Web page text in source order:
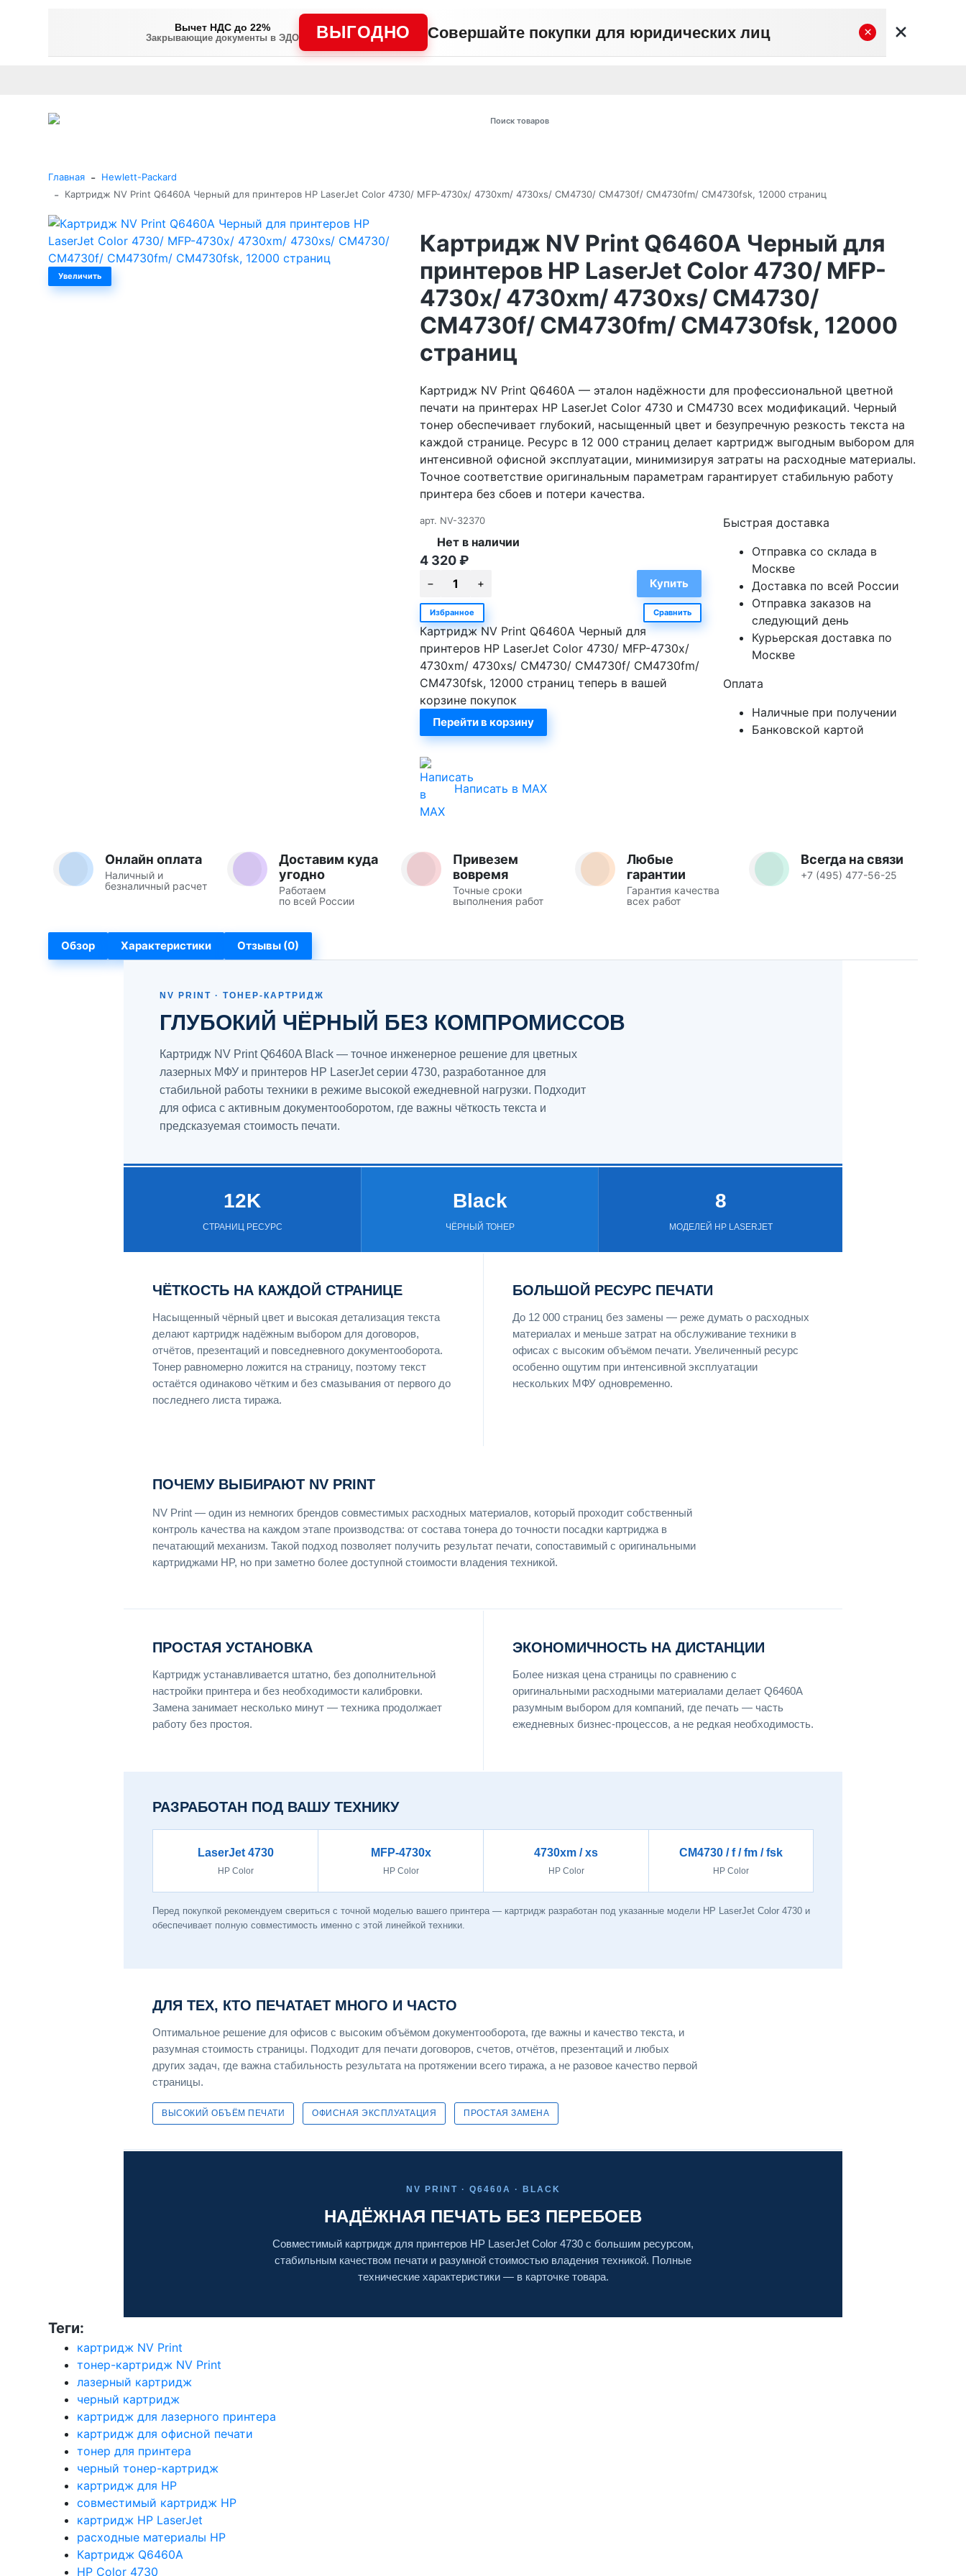
Вычет НДС до 22%
Закрывающие документы в ЭДО ВЫГОДНО Совершайте покупки для юридических лиц ×
Главная - Hewlett-Packard
- Картридж NV Print Q6460A Черный для принтеров HP LaserJet Color 4730/ MFP-4730x/ 4730xm/ 4730xs/ CM4730/ CM4730f/ CM4730fm/ CM4730fsk, 12000 страниц
Увеличить
Картридж NV Print Q6460A Черный для
принтеров HP LaserJet Color 4730/ MFP-
4730x/ 4730xm/ 4730xs/ CM4730/
CM4730f/ CM4730fm/ CM4730fsk, 12000
страниц
Картридж NV Print Q6460A — эталон надёжности для профессиональной цветной
печати на принтерах HP LaserJet Color 4730 и CM4730 всех модификаций. Черный
тонер обеспечивает глубокий, насыщенный цвет и безупречную резкость текста на
каждой странице. Ресурс в 12 000 страниц делает картридж выгодным выбором для
интенсивной офисной эксплуатации, минимизируя затраты на расходные материалы.
Точное соответствие оригинальным параметрам гарантирует стабильную работу
принтера без сбоев и потери качества.
арт. NV-32370
Нет в наличии
4 320₽
Избранное Сравнить
Картридж NV Print Q6460A Черный для
принтеров HP LaserJet Color 4730/ MFP-4730x/
4730xm/ 4730xs/ CM4730/ CM4730f/ CM4730fm/
CM4730fsk, 12000 страниц теперь в вашей
корзине покупок
Перейти в корзину
Быстрая доставка
Отправка со склада в
Москве
Доставка по всей России
Отправка заказов на
следующий день
Курьерская доставка по
Москве
Оплата
Наличные при получении
Банковской картой
Написать в MAX
Онлайн оплата
Наличный и
безналичный расчет
Доставим куда
угодно
Работаем
по всей России
Привезем
вовремя
Точные сроки
выполнения работ
Любые
гарантии
Гарантия качества
всех работ
Всегда на связи
+7 (495) 477-56-25
Обзор Характеристики Отзывы (0)
NV PRINT · ТОНЕР-КАРТРИДЖ
ГЛУБОКИЙ ЧЁРНЫЙ БЕЗ КОМПРОМИССОВ
Картридж NV Print Q6460A Black — точное инженерное решение для цветных
лазерных МФУ и принтеров HP LaserJet серии 4730, разработанное для
стабильной работы техники в режиме высокой ежедневной нагрузки. Подходит
для офиса с активным документооборотом, где важны чёткость текста и
предсказуемая стоимость печати.
12K
СТРАНИЦ РЕСУРС
Black
ЧЁРНЫЙ ТОНЕР
8
МОДЕЛЕЙ HP LASERJET
ЧЁТКОСТЬ НА КАЖДОЙ СТРАНИЦЕ
Насыщенный чёрный цвет и высокая детализация текста
делают картридж надёжным выбором для договоров,
отчётов, презентаций и повседневного документооборота.
Тонер равномерно ложится на страницу, поэтому текст
остаётся одинаково чётким и без смазывания от первого до
последнего листа тиража.
БОЛЬШОЙ РЕСУРС ПЕЧАТИ
До 12 000 страниц без замены — реже думать о расходных
материалах и меньше затрат на обслуживание техники в
офисах с высоким объёмом печати. Увеличенный ресурс
особенно ощутим при интенсивной эксплуатации
нескольких МФУ одновременно.
ПОЧЕМУ ВЫБИРАЮТ NV PRINT
NV Print — один из немногих брендов совместимых расходных материалов, который проходит собственный
контроль качества на каждом этапе производства: от состава тонера до точности посадки картриджа в
печатающий механизм. Такой подход позволяет получить результат печати, сопоставимый с оригинальными
картриджами HP, но при заметно более доступной стоимости владения техникой.
ПРОСТАЯ УСТАНОВКА
Картридж устанавливается штатно, без дополнительной
настройки принтера и без необходимости калибровки.
Замена занимает несколько минут — техника продолжает
работу без простоя.
ЭКОНОМИЧНОСТЬ НА ДИСТАНЦИИ
Более низкая цена страницы по сравнению с
оригинальными расходными материалами делает Q6460A
разумным выбором для компаний, где печать — часть
ежедневных бизнес-процессов, а не редкая необходимость.
РАЗРАБОТАН ПОД ВАШУ ТЕХНИКУ
LaserJet 4730
HP Color
MFP-4730x
HP Color
4730xm / xs
HP Color
CM4730 / f / fm / fsk
HP Color
Перед покупкой рекомендуем свериться с точной моделью вашего принтера — картридж разработан под указанные модели HP LaserJet Color 4730 и
обеспечивает полную совместимость именно с этой линейкой техники.
ДЛЯ ТЕХ, КТО ПЕЧАТАЕТ МНОГО И ЧАСТО
Оптимальное решение для офисов с высоким объёмом документооборота, где важны и качество текста, и
разумная стоимость страницы. Подходит для печати договоров, счетов, отчётов, презентаций и любых
других задач, где важна стабильность результата на протяжении всего тиража, а не разовое качество первой
страницы.
ВЫСОКИЙ ОБЪЁМ ПЕЧАТИ ОФИСНАЯ ЭКСПЛУАТАЦИЯ ПРОСТАЯ ЗАМЕНА
NV PRINT · Q6460A · BLACK
НАДЁЖНАЯ ПЕЧАТЬ БЕЗ ПЕРЕБОЕВ
Совместимый картридж для принтеров HP LaserJet Color 4730 с большим ресурсом,
стабильным качеством печати и разумной стоимостью владения техникой. Полные
технические характеристики — в карточке товара.
Теги:
картридж NV Print
тонер-картридж NV Print
лазерный картридж
черный картридж
картридж для лазерного принтера
картридж для офисной печати
тонер для принтера
черный тонер-картридж
картридж для HP
совместимый картридж HP
картридж HP LaserJet
расходные материалы HP
Картридж Q6460A
HP Color 4730